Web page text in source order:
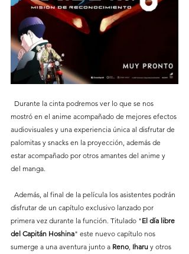
mostró en el anime acompañado de mejores efectos
audiovisuales y una experiencia única al disfrutar de
palomitas y snacks en la proyección, además de
estar acompañado por otros amantes del anime y
del manga.
disfrutar de un capítulo exclusivo lanzado por
primera vez durante la función. Titulado "El día libre
del Capitán Hoshina" este nuevo capítulo nos
sumerge a una aventura junto a Reno Iharu y otros